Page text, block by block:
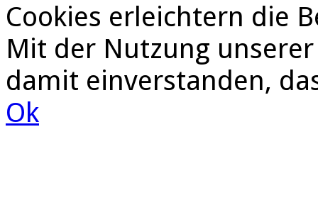
Cookies erleichtern die
Mit der Nutzung
damit einverstanden,
Ok